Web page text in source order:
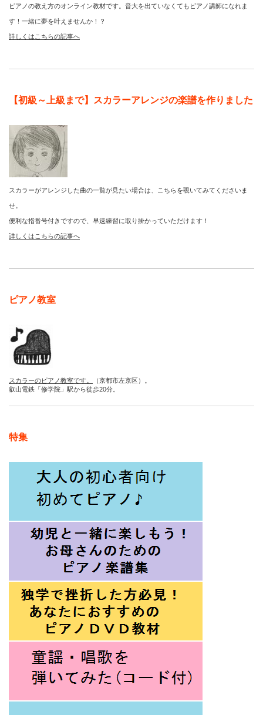
ピアノの教え方のオンライン教材です。音大を出ていなくてもピアノ講師になれま
す！一緒に夢を叶えませんか！？
詳しくはこちらの記事へ
【初級～上級まで】スカラーアレンジの楽譜を作りました
スカラーがアレンジした曲の一覧が見たい場合は、こちらを覗いてみてくださいま
せ。
便利な指番号付きですので、早速練習に取り掛かっていただけます！
詳しくはこちらの記事へ
ピアノ教室
スカラーのピアノ教室です。
（京都市左京区）。
叡山電鉄「修学院」駅から徒歩20分。
特集